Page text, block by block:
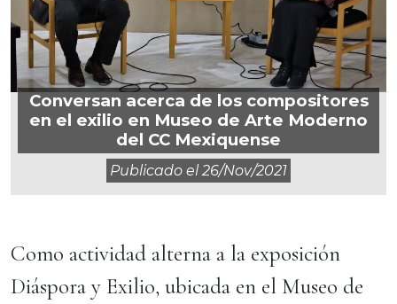
Conversan acerca de los compositores
en el exilio en Museo de Arte Moderno
del CC Mexiquense
Publicado el26/nov/2021
Como actividad alterna a la exposición
Diáspora y Exilio, ubicada en el Museo de